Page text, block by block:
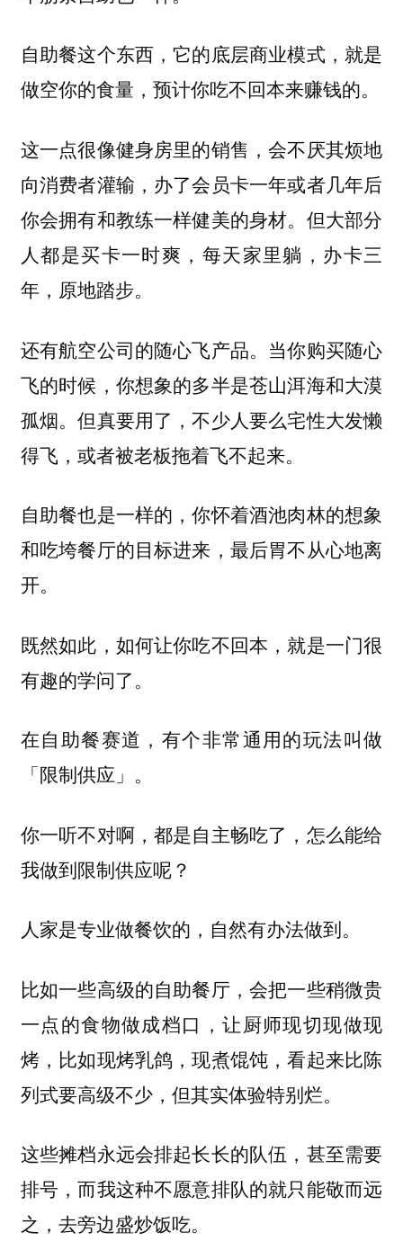
自助餐这个东西，它的底层商业模式，就是
做空你的食量，预计你吃不回本来赚钱的。
这一点很像健身房里的销售，会不厌其烦地
向消费者灌输，办了会员卡一年或者几年后
你会拥有和教练一样健美的身材。但大部分
人都是买卡一时爽，每天家里躺，办卡三
年，原地踏步。
还有航空公司的随心飞产品。当你购买随心
飞的时候，你想象的多半是苍山洱海和大漠
孤烟。但真要用了，不少人要么宅性大发懒
得飞，或者被老板拖着飞不起来。
自助餐也是一样的，你怀着酒池肉林的想象
和吃垮餐厅的目标进来，最后胃不从心地离
开。
既然如此，如何让你吃不回本，就是一门很
有趣的学问了。
在自助餐赛道，有个非常通用的玩法叫做
「限制供应」。
你一听不对啊，都是自主畅吃了，怎么能给
我做到限制供应呢？
人家是专业做餐饮的，自然有办法做到。
比如一些高级的自助餐厅，会把一些稍微贵
一点的食物做成档口，让厨师现切现做现
烤，比如现烤乳鸽，现煮馄饨，看起来比陈
列式要高级不少，但其实体验特别烂。
这些摊档永远会排起长长的队伍，甚至需要
排号，而我这种不愿意排队的就只能敬而远
之，去旁边盛炒饭吃。